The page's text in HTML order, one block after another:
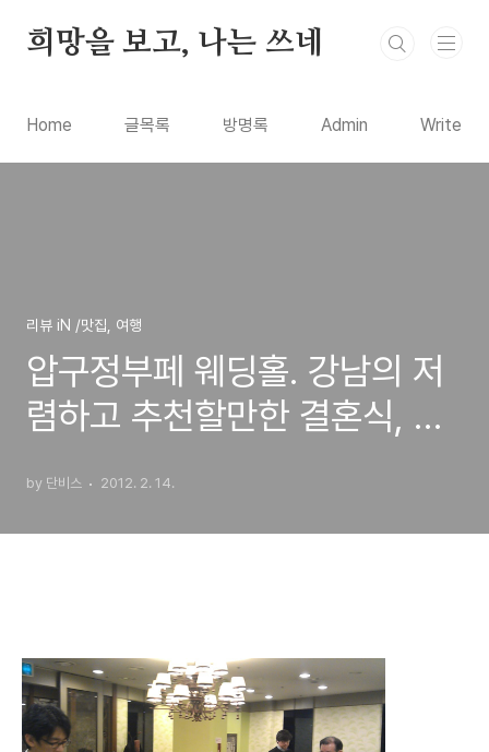
희망을 보고, 나는 쓰네
Home 글목록 방명록 Admin Write
리뷰 iN /맛집, 여행
압구정부페 웨딩홀. 강남의 저
렴하고 추천할만한 결혼식, 돌
장소
by 단비스 2012. 2. 14.